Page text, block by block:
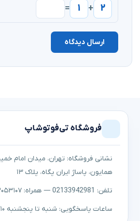
۲ + ۱ =
ارسال دیدگاه
فروشگاه تی‌فوتوشاپ
نشانی فروشگاه: تهران، میدان امام
همایون، پاساژ ایران پگاه، پلاک ۱۳
تلفن: 02133942981 — همراه: ۰۹۱۲۳۰۵۳۱۰۷
ساعات پاسخگویی: شنبه تا پنجشنبه ۱۰ صبح تا ۷ عصر